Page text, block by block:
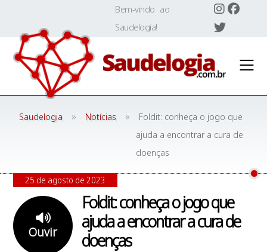
content
Bem-vindo ao
Saudelogia!
Saudelogia » Notícias »
Foldit: conheça o jogo que
ajuda a encontrar a cura de
doenças
Foldit: conheça o jogo que
ajuda a encontrar a cura de
doenças
Ouvir
25 de agosto de 2023